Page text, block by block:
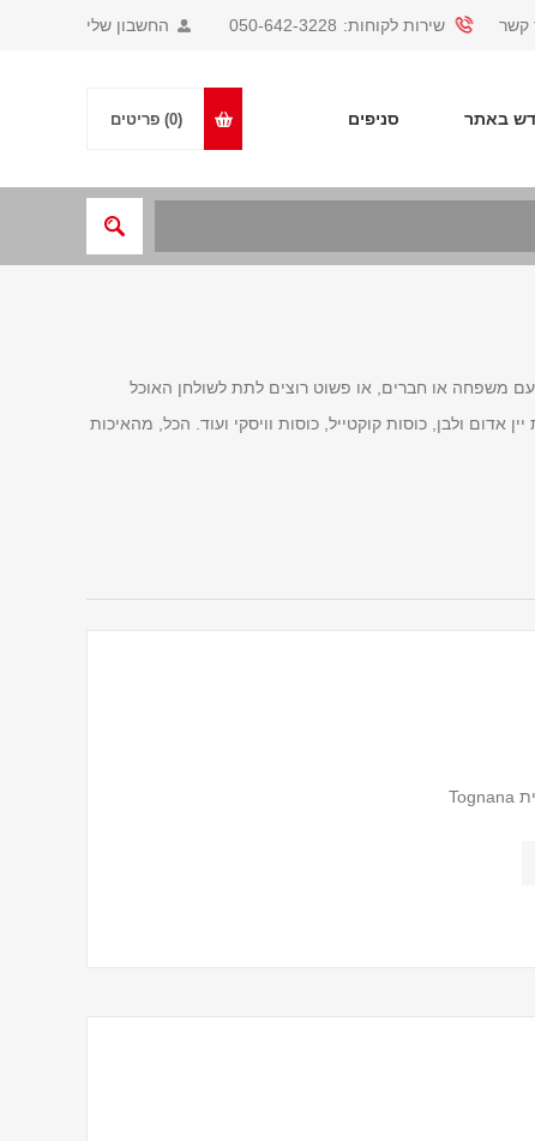
החשבון שלי קשר שירות לקוחות: 050-642-3228
באתר סניפים (0) פריטים
משפחה או חברים, או פשוט רוצים לתת לשולחן האוכל
ולבן, כוסות קוקטייל, כוסות וויסקי ועוד. הכל, מהאיכות